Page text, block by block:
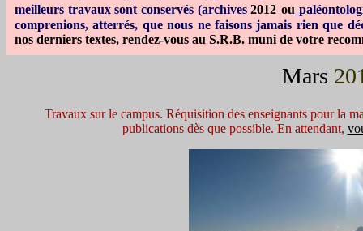
meilleurs travaux sont conservés (archives 2012 ou
comprenions, atterrés, que nous ne faisons jamais rien que
nos derniers textes, rendez-vous au S.R.B. muni de votre
Mars
Travaux sur le campus. Réquisition des enseignants pour la
publications dès que possible. En attendant,